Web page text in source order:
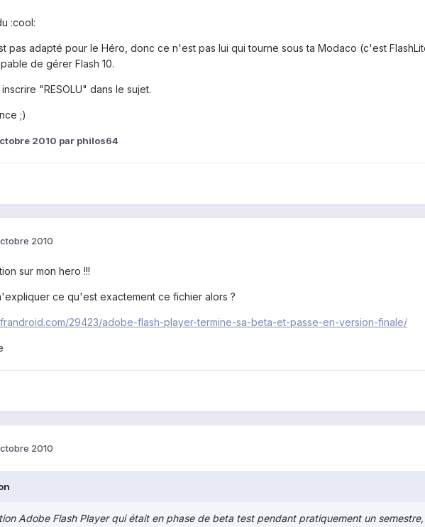
:cool:
pas adapté pour le Héro, donc ce n'est pas lui qui tourne sous ta Modaco (c'est
de gérer Flash 10.
"RESOLU" dans le sujet.
;)
2010 par philos64
2010
sur mon hero !!!
ce qu'est exactement ce fichier alors ?
29423/adobe-flash-player-termine-sa-beta-et-passe-en-version-finale/
2010
Adobe Flash Player qui était en phase de beta test pendant pratiquement un